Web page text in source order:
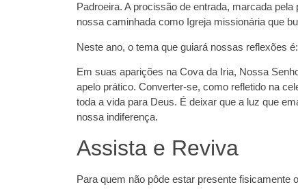
Padroeira. A procissão de entrada, marcada
nossa caminhada como Igreja missionária que
Neste ano, o tema que guiará nossas reflexões é:
Em suas aparições na Cova da Iria, Nossa
apelo prático. Converter-se, como refletido na
toda a vida para Deus. É deixar que a luz que
nossa indiferença.
Assista e Reviva
Para quem não pôde estar presente